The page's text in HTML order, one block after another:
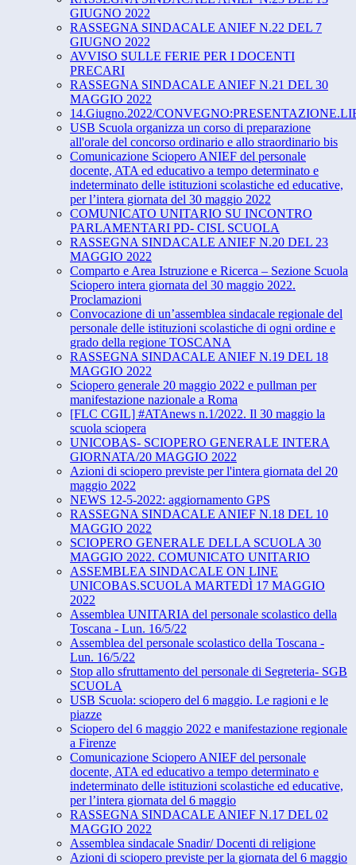
GIUGNO 2022
RASSEGNA SINDACALE ANIEF N.22 DEL 7
GIUGNO 2022
AVVISO SULLE FERIE PER I DOCENTI
PRECARI
RASSEGNA SINDACALE ANIEF N.21 DEL 30
MAGGIO 2022
14.Giugno.2022/
USB Scuola organizza un corso di preparazione
all'orale del concorso ordinario e allo straordinario bis
Comunicazione Sciopero ANIEF del personale
docente, ATA ed educativo a tempo determinato e
indeterminato delle istituzioni scolastiche ed educative,
per l’intera giornata del 30 maggio 2022
COMUNICATO UNITARIO SU INCONTRO
PARLAMENTARI PD- CISL SCUOLA
RASSEGNA SINDACALE ANIEF N.20 DEL 23
MAGGIO 2022
Comparto e Area Istruzione e Ricerca – Sezione Scuola
Sciopero intera giornata del 30 maggio 2022.
Proclamazioni
Convocazione di un’assemblea sindacale regionale del
personale delle istituzioni scolastiche di ogni ordine e
grado della regione TOSCANA
RASSEGNA SINDACALE ANIEF N.19 DEL 18
MAGGIO 2022
Sciopero generale 20 maggio 2022 e pullman per
manifestazione nazionale a Roma
[FLC CGIL] #ATAnews n.1/2022. Il 30 maggio la
scuola sciopera
UNICOBAS- SCIOPERO GENERALE INTERA
GIORNATA/20 MAGGIO 2022
Azioni di sciopero previste per l'intera giornata del 20
maggio 2022
NEWS 12-5-2022: aggiornamento GPS
RASSEGNA SINDACALE ANIEF N.18 DEL 10
MAGGIO 2022
SCIOPERO GENERALE DELLA SCUOLA 30
MAGGIO 2022. COMUNICATO UNITARIO
ASSEMBLEA SINDACALE ON LINE
UNICOBAS.SCUOLA MARTEDÌ 17 MAGGIO
2022
Assemblea UNITARIA del personale scolastico della
Toscana - Lun. 16/5/22
Assemblea del personale scolastico della Toscana -
Lun. 16/5/22
Stop allo sfruttamento del personale di Segreteria- SGB
SCUOLA
USB Scuola: sciopero del 6 maggio. Le ragioni e le
piazze
Sciopero del 6 maggio 2022 e manifestazione regionale
a Firenze
Comunicazione Sciopero ANIEF del personale
docente, ATA ed educativo a tempo determinato e
indeterminato delle istituzioni scolastiche ed educative,
per l’intera giornata del 6 maggio
RASSEGNA SINDACALE ANIEF N.17 DEL 02
MAGGIO 2022
Assemblea sindacale Snadir/ Docenti di religione
Azioni di sciopero previste per la giornata del 6 maggio